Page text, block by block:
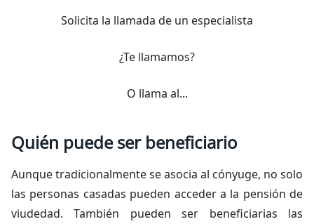
Solicita la llamada de un especialista
¿Te llamamos?
O llama al...
Quién puede ser beneficiario
Aunque tradicionalmente se asocia al cónyuge, no solo
las personas casadas pueden acceder a la pensión de
viudedad. También pueden ser beneficiarias las